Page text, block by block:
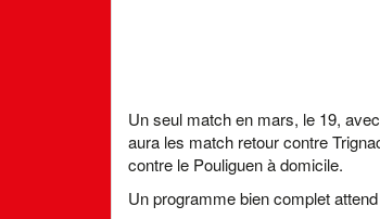
Un seul match en mars, le 19,
aura les match retour contre
contre le Pouliguen à domicile.
Un programme bien complet